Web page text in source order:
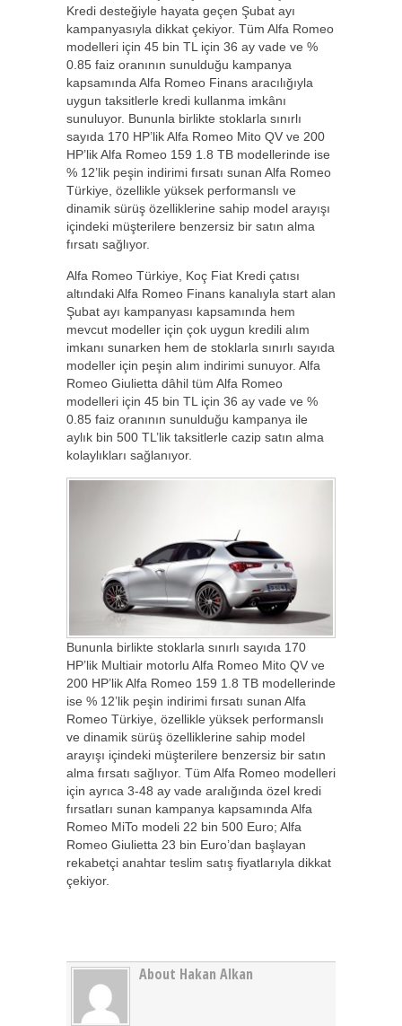
Kredi desteğiyle hayata geçen Şubat ayı
kampanyasıyla dikkat çekiyor. Tüm Alfa Romeo
modelleri için 45 bin TL için 36 ay vade ve %
0.85 faiz oranının sunulduğu kampanya
kapsamında Alfa Romeo Finans aracılığıyla
uygun taksitlerle kredi kullanma imkânı
sunuluyor. Bununla birlikte stoklarla sınırlı
sayıda 170 HP’lik Alfa Romeo Mito QV ve 200
HP’lik Alfa Romeo 159 1.8 TB modellerinde ise
% 12’lik peşin indirimi fırsatı sunan Alfa Romeo
Türkiye, özellikle yüksek performanslı ve
dinamik sürüş özelliklerine sahip model arayışı
içindeki müşterilere benzersiz bir satın alma
fırsatı sağlıyor.
Alfa Romeo Türkiye, Koç Fiat Kredi çatısı
altındaki Alfa Romeo Finans kanalıyla start alan
Şubat ayı kampanyası kapsamında hem
mevcut modeller için çok uygun kredili alım
imkanı sunarken hem de stoklarla sınırlı sayıda
modeller için peşin alım indirimi sunuyor. Alfa
Romeo Giulietta dâhil tüm Alfa Romeo
modelleri için 45 bin TL için 36 ay vade ve %
0.85 faiz oranının sunulduğu kampanya ile
aylık bin 500 TL’lik taksitlerle cazip satın alma
kolaylıkları sağlanıyor.
Bununla birlikte stoklarla sınırlı sayıda 170
HP’lik Multiair motorlu Alfa Romeo Mito QV ve
200 HP’lik Alfa Romeo 159 1.8 TB modellerinde
ise % 12’lik peşin indirimi fırsatı sunan Alfa
Romeo Türkiye, özellikle yüksek performanslı
ve dinamik sürüş özelliklerine sahip model
arayışı içindeki müşterilere benzersiz bir satın
alma fırsatı sağlıyor. Tüm Alfa Romeo modelleri
için ayrıca 3-48 ay vade aralığında özel kredi
fırsatları sunan kampanya kapsamında Alfa
Romeo MiTo modeli 22 bin 500 Euro; Alfa
Romeo Giulietta 23 bin Euro’dan başlayan
rekabetçi anahtar teslim satış fiyatlarıyla dikkat
çekiyor.
About Hakan Alkan